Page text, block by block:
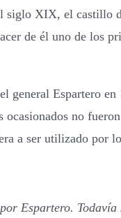
siglo XIX, el castillo
de él uno de los
general Espartero
ocasionados no
a ser utilizado por
Espartero.